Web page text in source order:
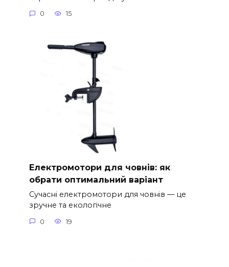
0 15
Електромотори для човнів: як
обрати оптимальний варіант
Сучасні електромотори для човнів — це
зручне та екологічне
0 19